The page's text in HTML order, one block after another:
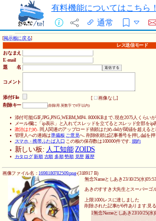
有料機能についてはこちら！
通常